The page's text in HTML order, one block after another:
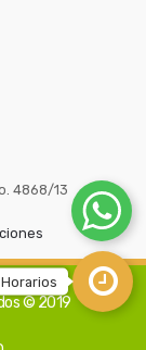
4868/13
© 2019